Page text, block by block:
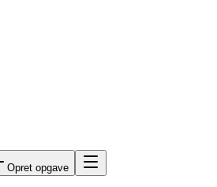
Opret opgave